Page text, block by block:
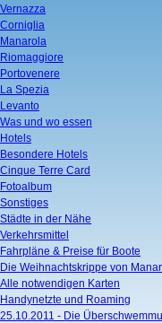
Vernazza
Corniglia
Manarola
Riomaggiore
Portovenere
La Spezia
Levanto
Was und wo essen
Hotels
Besondere Hotels
Cinque Terre Card
Fotoalbum
Sonstiges
Städte in der Nähe
Verkehrsmittel
Fahrpläne & Preise für Boote
Die Weihnachtskrippe von
Alle notwendigen Karten
Handynetzte und Roaming
25.10.2011 - Die